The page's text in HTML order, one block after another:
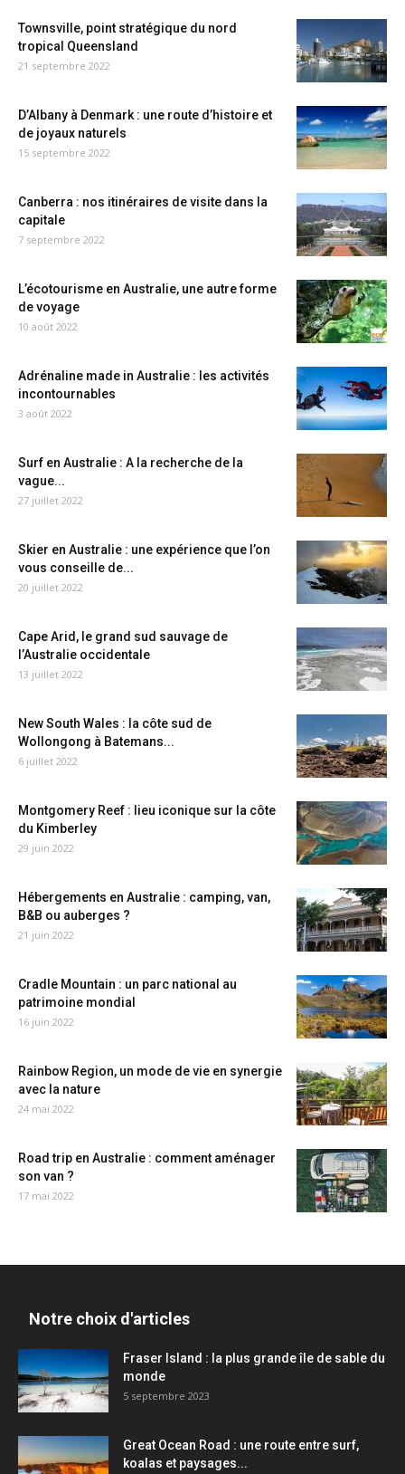
Townsville, point stratégique du nord
tropical Queensland
21 septembre 2022
D’Albany à Denmark : une route d’histoire et
de joyaux naturels
15 septembre 2022
Canberra : nos itinéraires de visite dans la
capitale
7 septembre 2022
L’écotourisme en Australie, une autre forme
de voyage
10 août 2022
Adrénaline made in Australie : les activités
incontournables
3 août 2022
Surf en Australie : A la recherche de la
vague...
27 juillet 2022
Skier en Australie : une expérience que l’on
vous conseille de...
20 juillet 2022
Cape Arid, le grand sud sauvage de
l’Australie occidentale
13 juillet 2022
New South Wales : la côte sud de
Wollongong à Batemans...
6 juillet 2022
Montgomery Reef : lieu iconique sur la côte
du Kimberley
29 juin 2022
Hébergements en Australie : camping, van,
B&B ou auberges ?
21 juin 2022
Cradle Mountain : un parc national au
patrimoine mondial
16 juin 2022
Rainbow Region, un mode de vie en synergie
avec la nature
24 mai 2022
Road trip en Australie : comment aménager
son van ?
17 mai 2022
Notre choix d'articles
Fraser Island : la plus grande île de sable du
monde
5 septembre 2023
Great Ocean Road : une route entre surf,
koalas et paysages...